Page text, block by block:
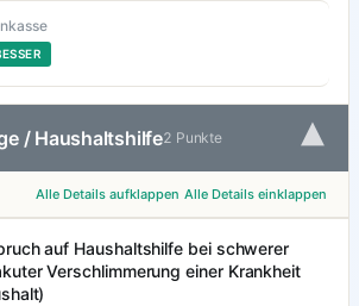
/ Haushaltshilfe2 Punkte ▾
Alle Details aufklappen Alle Details einklappen
auf Haushaltshilfe bei schwerer
Verschlimmerung einer Krankheit